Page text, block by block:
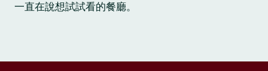
一直在說想試試看的餐廳。